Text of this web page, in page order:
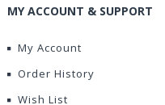
MY ACCOUNT & SUPPORT
My Account
Order History
Wish List